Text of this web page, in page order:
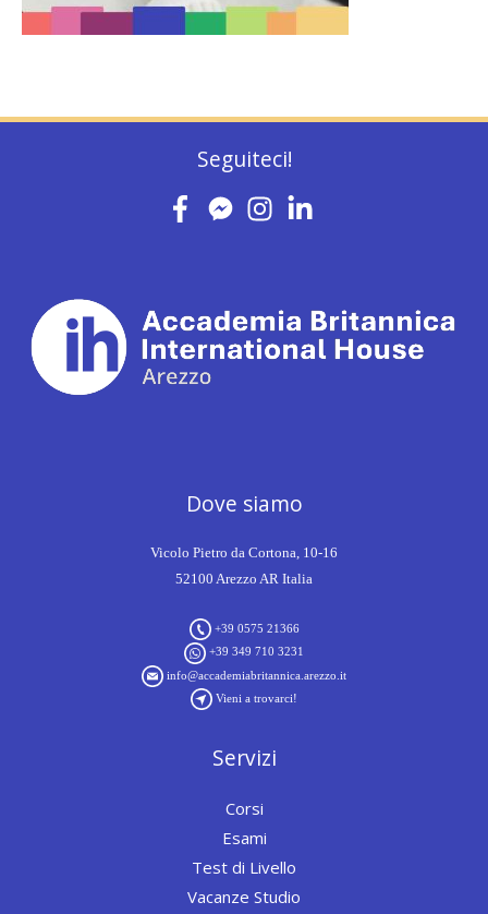
Seguiteci!
Dove siamo
Vicolo Pietro da Cortona, 10-16
52100 Arezzo AR Italia
+39 0575 21366
+39 349 710 3231
info@accademiabritannica.arezzo.it
Vieni a trovarci!
Servizi
Corsi
Esami
Test di Livello
Vacanze Studio